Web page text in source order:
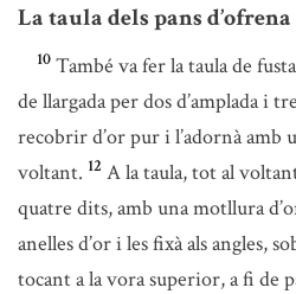
La taula dels pans d’ofrena
10 També va fer la taula de
de llargada per dos d’amplada i
recobrir d’or pur i l’adornà amb
voltant. 12 A la taula, tot al
quatre dits, amb una motllura
anelles d’or i les fixà als angles,
tocant a la vora superior, a fi de